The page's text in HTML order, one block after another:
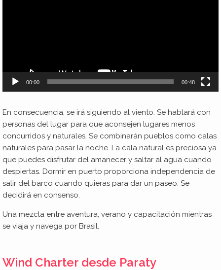
00:00 00:48
En consecuencia, se irá siguiendo al viento. Se hablará con
personas del lugar para que aconsejen lugares menos
concurridos y naturales. Se combinarán pueblos como calas
naturales para pasar la noche. La cala natural es preciosa ya
que puedes disfrutar del amanecer y saltar al agua cuando
despiertas. Dormir en puerto proporciona independencia de
salir del barco cuando quieras para dar un paseo. Se
decidirá en consenso.
Una mezcla entre aventura, verano y capacitación mientras
se viaja y navega por Brasil.
Wind Charter desde Paraty